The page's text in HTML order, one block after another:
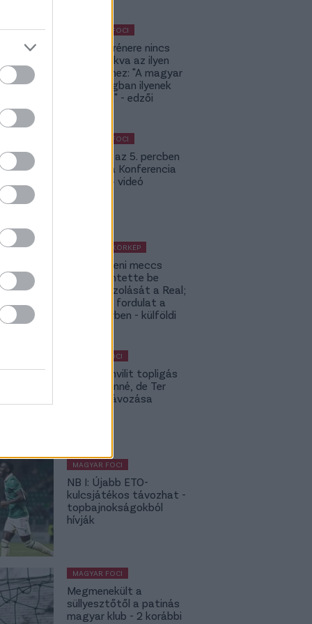
KÜLFÖLDI FOCI
A DVSC trénere nincs
hozzászokva az ilyen
meccsekhez: "A magyar
bajnokságban ilyenek
nincsenek" - edzői
KÜLFÖLDI FOCI
Bolla már az 5. percben
betalált a Konferencia
Ligában – videó
KÜLFÖLDI KÖRKÉP
A Fradi elleni meccs
előtt jelentette be
rekordigazolását a Real;
hatalmas fordulat a
Rodri-ügyben - külföldi
MAGYAR FOCI
Yaakobishvilit topligás
csapat vinné, de Ter
Stegen távozása
MAGYAR FOCI
NB I: Újabb ETO-
kulcsjátékos távozhat -
topbajnokságokból
hívják
MAGYAR FOCI
Megmenekült a
süllyesztőtől a patinás
magyar klub - 2 korábbi